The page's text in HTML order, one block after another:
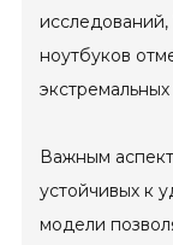
ноутбуков
Важным
устойчивых к
модели